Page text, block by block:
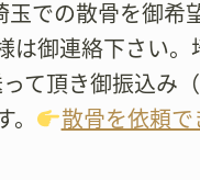
での散骨を御希
は御連絡下さい
て頂き御振込み
散骨を依頼で